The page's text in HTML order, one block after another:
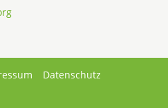
Datenschutz